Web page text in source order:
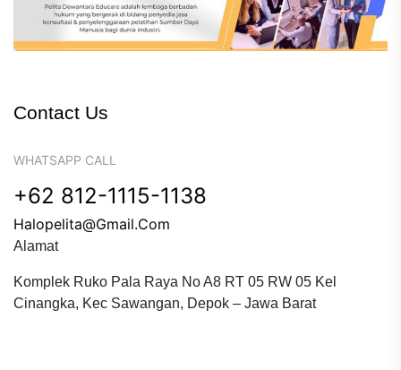
Contact Us
WHATSAPP CALL
+62 812-1115-1138
Halopelita@gmail.com
Alamat
Komplek Ruko Pala Raya No A8 RT 05 RW 05 Kel
Cinangka, Kec Sawangan, Depok – Jawa Barat